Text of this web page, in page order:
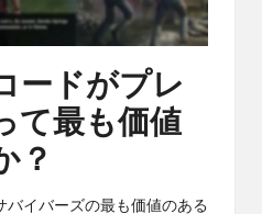
ードがプレ
て最も価値
？
バイバーズの最も価値のある